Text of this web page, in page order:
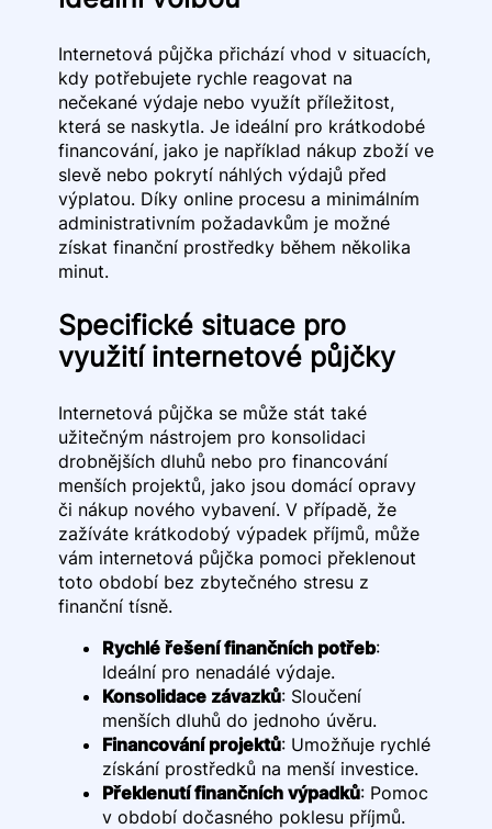
Internetová půjčka přichází vhod v situacích,
kdy potřebujete rychle reagovat na
nečekané výdaje nebo využít příležitost,
která se naskytla. Je ideální pro krátkodobé
financování, jako je například nákup zboží ve
slevě nebo pokrytí náhlých výdajů před
výplatou. Díky online procesu a minimálním
administrativním požadavkům je možné
získat finanční prostředky během několika
minut.
Specifické situace pro
využití internetové půjčky
Internetová půjčka se může stát také
užitečným nástrojem pro konsolidaci
drobnějších dluhů nebo pro financování
menších projektů, jako jsou domácí opravy
či nákup nového vybavení. V případě, že
zažíváte krátkodobý výpadek příjmů, může
vám internetová půjčka pomoci překlenout
toto období bez zbytečného stresu z
finanční tísně.
Rychlé řešení finančních potřeb:
Ideální pro nenadálé výdaje.
Konsolidace závazků: Sloučení
menších dluhů do jednoho úvěru.
Financování projektů: Umožňuje rychlé
získání prostředků na menší investice.
Překlenutí finančních výpadků: Pomoc
v období dočasného poklesu příjmů.